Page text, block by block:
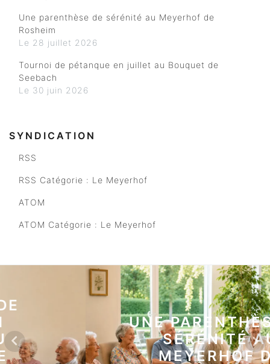
Une parenthèse de sérénité au Meyerhof de
Rosheim
Le 28 juillet 2026
Tournoi de pétanque en juillet au Bouquet de
Seebach
Le 30 juin 2026
SYNDICATION
RSS
RSS Catégorie : Le Meyerhof
ATOM
ATOM Catégorie : Le Meyerhof
UNE PARENTHÈSE DE
SÉRÉNITÉ AU
MEYERHOF DE